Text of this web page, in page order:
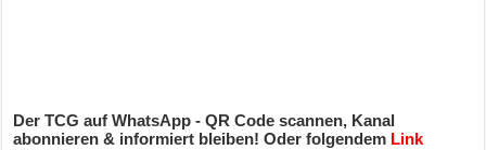
Der TCG auf WhatsApp - QR Code scannen, Kanal
abonnieren & informiert bleiben! Oder folgendem Link